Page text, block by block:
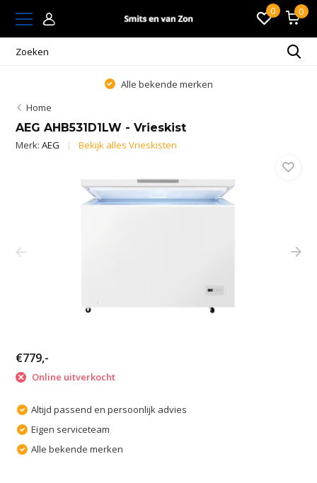
0 0
Alle bekende merken
Home
AEG AHB531D1LW - Vrieskist
Merk:AEG Bekijk alles Vrieskisten
€779,-
Online uitverkocht
Altijd passend en persoonlijk advies
Eigen serviceteam
Alle bekende merken